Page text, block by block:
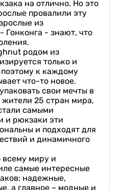
на отлично. Но это
провалили эту
из
Гонконга - знают, что
родом из
только и
к каждому
что-то новое.
свои мечты в
25 стран мира,
самыми
и рюкзаки эти
и подходят для
и динамичного
всему миру и
самые интересные
надежные,
а главное – модные и